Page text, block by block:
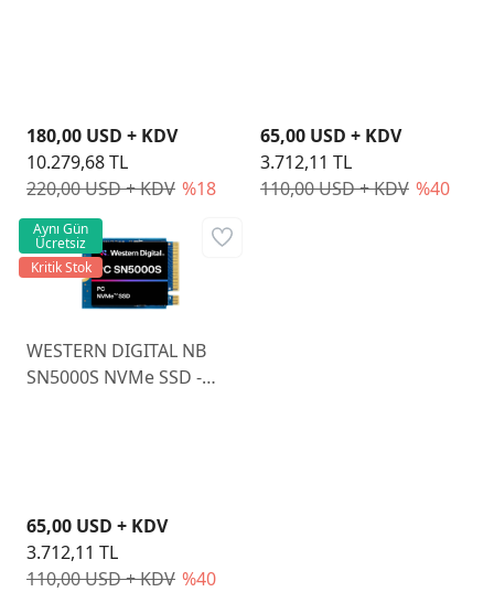
220,00 USD + KDV %18
180,00 USD + KDV
10.279,68 TL
110,00 USD + KDV %40
65,00 USD + KDV
3.712,11 TL
WESTERN DIGITAL NB
SN5000S NVMe SSD -
110,00 USD + KDV %40
65,00 USD + KDV
3.712,11 TL
Aynı Gün
Ücretsiz
Kritik Stok